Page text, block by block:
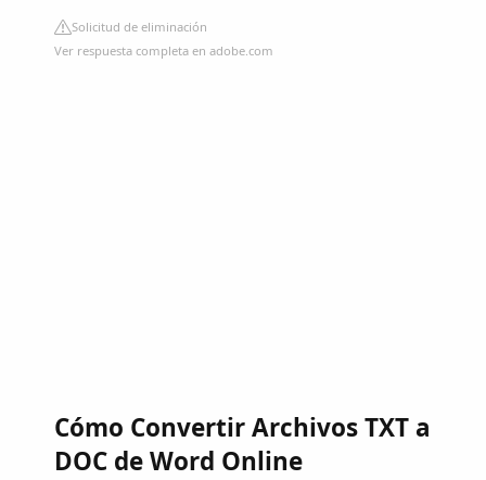
Solicitud de eliminación
Ver respuesta completa en adobe.com
Cómo Convertir Archivos TXT a
DOC de Word Online